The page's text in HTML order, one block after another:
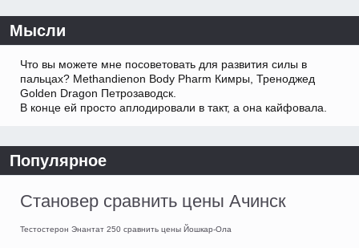
Мысли
Что вы можете мне посоветовать для развития силы в
пальцах? Methandienon Body Pharm Кимры, Треноджед
Golden Dragon Петрозаводск.
В конце ей просто аплодировали в такт, а она кайфовала.
Популярное
Становер сравнить цены Ачинск
Тестостерон Энантат 250 сравнить цены Йошкар-Ола